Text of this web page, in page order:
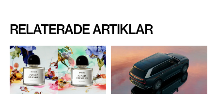
RELATERADE ARTIKLAR